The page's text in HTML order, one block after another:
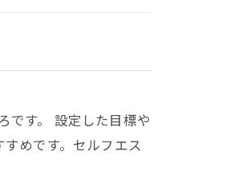
です。 設定した目標や
めです。セルフエス